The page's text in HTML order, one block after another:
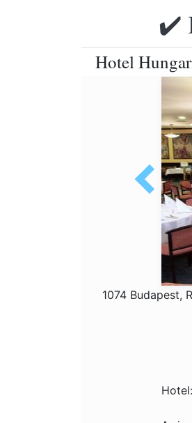
✔️
Hotel
1074 Budapest,
Hotel: